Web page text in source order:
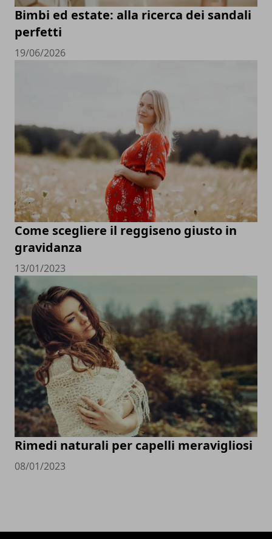
Bimbi ed estate: alla ricerca dei sandali
perfetti
19/06/2026
Come scegliere il reggiseno giusto in
gravidanza
13/01/2023
Rimedi naturali per capelli meravigliosi
08/01/2023